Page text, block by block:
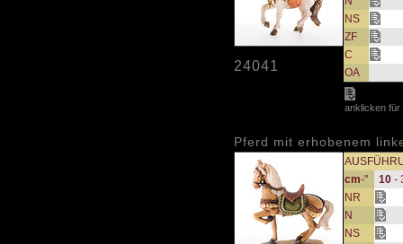
24041
NS
ZF
C
OA
anklicken für
Pferd mit erhobenem
cm-" 10-
NR
N
NS